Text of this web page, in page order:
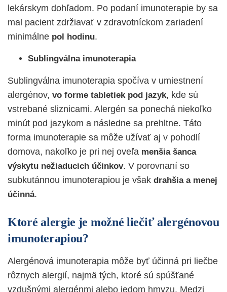
lekárskym dohľadom. Po podaní imunoterapie by sa
mal pacient zdržiavať v zdravotníckom zariadení
minimálne pol hodinu.
Sublingválna imunoterapia
Sublingválna imunoterapia spočíva v umiestnení
alergénov, vo forme tabletiek pod jazyk, kde sú
vstrebané sliznicami. Alergén sa ponechá niekoľko
minút pod jazykom a následne sa prehltne. Táto
forma imunoterapie sa môže užívať aj v pohodlí
domova, nakoľko je pri nej oveľa menšia šanca
výskytu nežiaducich účinkov. V porovnaní so
subkutánnou imunoterapiou je však drahšia a menej
účinná.
Ktoré alergie je možné liečiť alergénovou
imunoterapiou?
Alergénová imunoterapia môže byť účinná pri liečbe
rôznych alergií, najmä tých, ktoré sú spúšťané
vzdušnými alergénmi alebo jedom hmyzu. Medzi